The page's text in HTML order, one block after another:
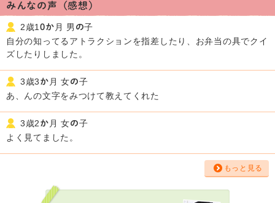
みんなの声（感想）
2歳10か月 男の子
自分の知ってるアトラクションを指差したり、お弁当の具でクイ
ズしたりしました。
3歳3か月 女の子
あ、んの文字をみつけて教えてくれた
3歳2か月 女の子
よく見てました。
もっと見る